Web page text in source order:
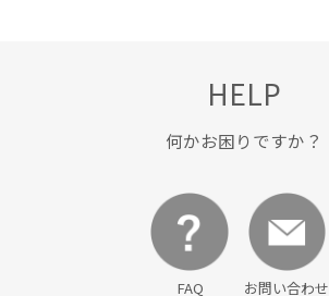
HELP
何かお困りですか？
FAQ
お問い合わせ